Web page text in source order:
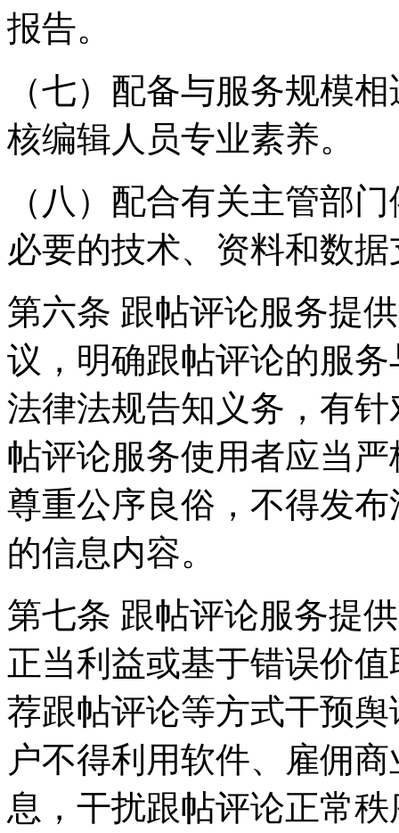
报告。
（七）配备与服务规模
核编辑人员专业素养。
（八）配合有关主管部
必要的技术、资料和数
第六条 跟帖评论服务提
议，明确跟帖评论的服
法律法规告知义务，有
帖评论服务使用者应当
尊重公序良俗，不得发
的信息内容。
第七条 跟帖评论服务提
正当利益或基于错误价
荐跟帖评论等方式干预
户不得利用软件、雇佣
息，干扰跟帖评论正常